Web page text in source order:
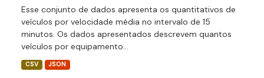
Esse conjunto de dados apresenta os quantitativos de
veículos por velocidade média no intervalo de 15
minutos. Os dados apresentados descrevem quantos
veículos por equipamento...
CSV JSON